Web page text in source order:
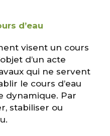
d’eau
visent un cours
d’un acte
qui ne servent
le cours d’eau
dynamique. Par
stabiliser ou